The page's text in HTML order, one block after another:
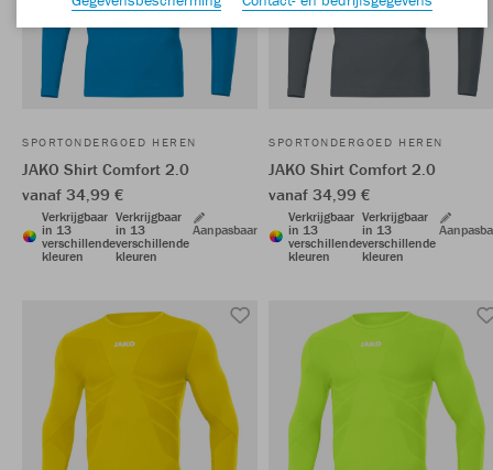
SPORTONDERGOED HEREN
JAKO Shirt Comfort 2.0
vanaf 34,99 €
Verkrijgbaar
in 13
verschillende
kleuren
Verkrijgbaar
in 13
verschillende
kleuren
Aanpasbaar
SPORTONDERGOED HEREN
JAKO Shirt Comfort 2.0
vanaf 34,99 €
Verkrijgbaar
in 13
verschillende
kleuren
Verkrijgbaar
in 13
verschillende
kleuren